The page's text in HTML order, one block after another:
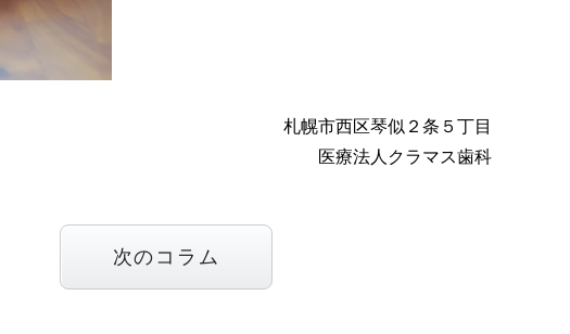
札幌市西区琴似２条５丁目
医療法人クラマス歯科
次のコラム